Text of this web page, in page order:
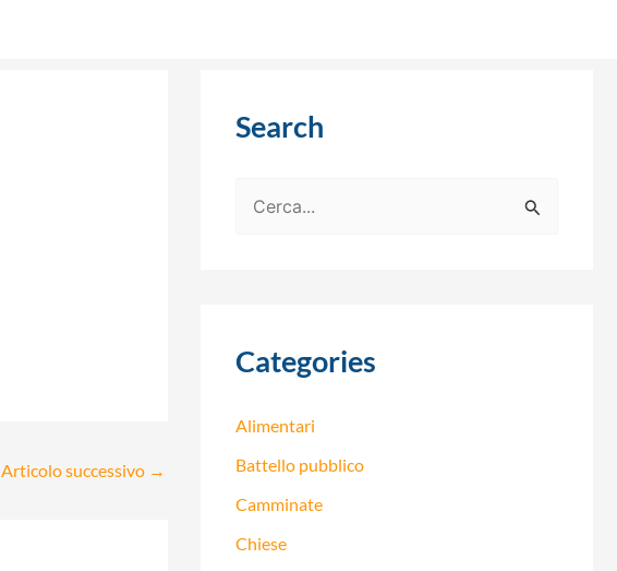
Articolo successivo →
Search
a
Categories
Alimentari
Battello pubblico
Camminate
Chiese